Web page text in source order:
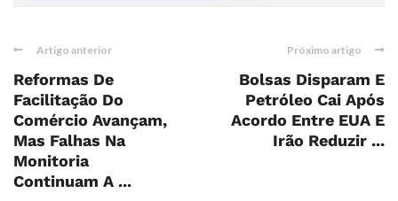
Artigo anterior
Reformas De
Facilitação Do
Comércio Avançam,
Mas Falhas Na
Monitoria
Continuam A ...
Próximo artigo
Bolsas Disparam E
Petróleo Cai Após
Acordo Entre EUA E
Irão Reduzir ...